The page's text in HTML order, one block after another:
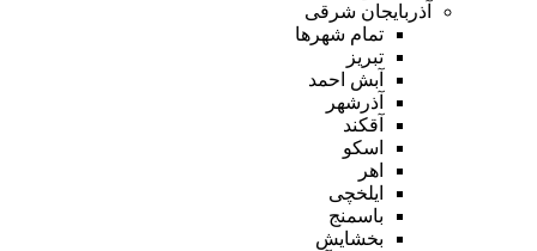
آذربایجان شرقی
تمام شهر‌ها
تبریز
آبش احمد
آذرشهر
آقکند
اسکو
اهر
ایلخچی
باسمنج
بخشایش